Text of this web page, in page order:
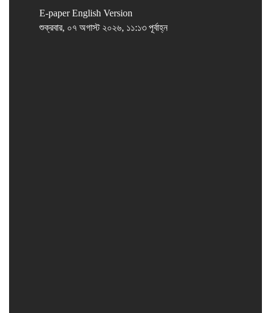
E-paper English Version
শুক্রবার, ০৭ অগাস্ট ২০২৬, ১১:১৩ পূর্বাহ্ন